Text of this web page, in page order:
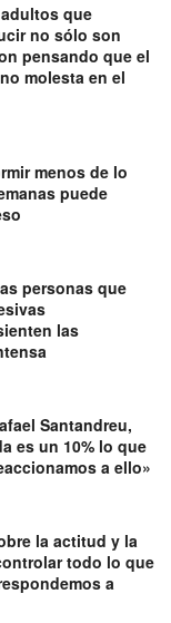
que
no sólo son
pensando que el
molesta en el
menos de lo
puede
personas que
las
Santandreu,
es un 10% lo que
a ello»
la actitud y la
todo lo que
a